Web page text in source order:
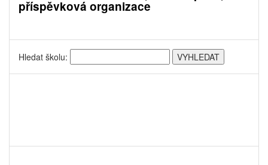
příspěvková organizace
Hledat školu: